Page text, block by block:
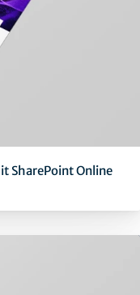
SharePoint Online